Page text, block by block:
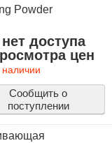
Powder
доступа
цен
наличии
Сообщить о
поступлении